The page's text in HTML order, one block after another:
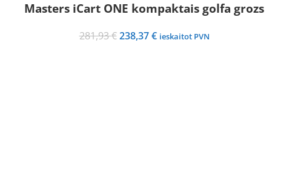
Masters iCart ONE kompaktais golfa grozs
281,93€ Original
238,37€Current
ieskaitot PVN